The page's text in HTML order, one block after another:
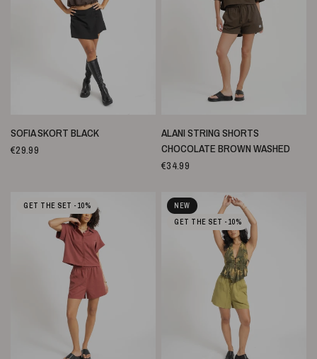
SNELLE WEERGAVE
SOFIA SKORT BLACK
€29.99
SNELLE WEERGAVE
ALANI STRING SHORTS
CHOCOLATE BROWN WASHED
€34.99
GET THE SET -10%
NEW
GET THE SET -10%